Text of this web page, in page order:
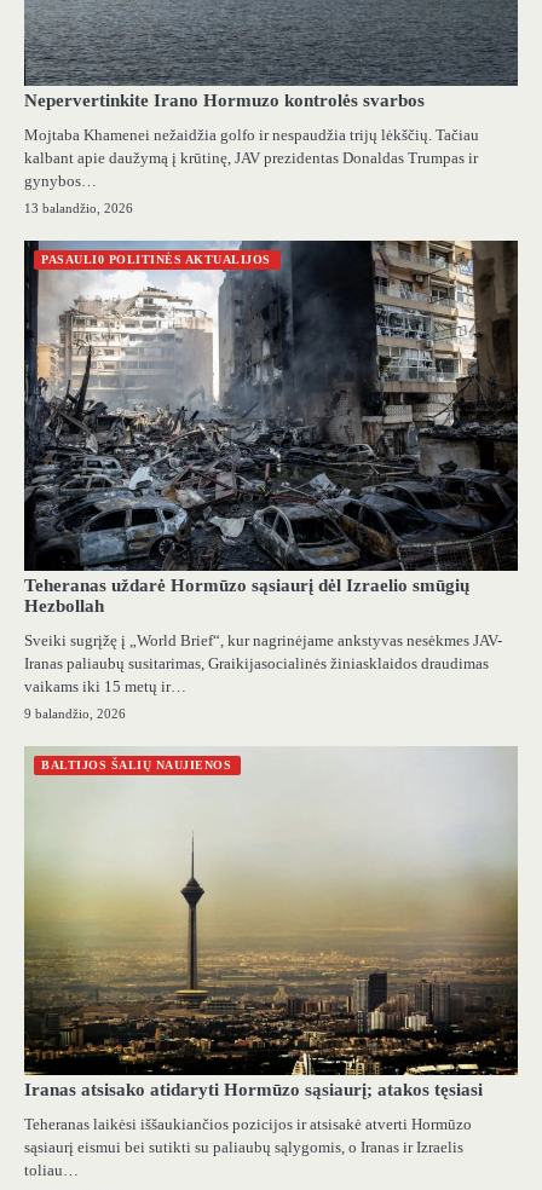
Nepervertinkite Irano Hormuzo kontrolės svarbos
Mojtaba Khamenei nežaidžia golfo ir nespaudžia trijų lėkščių. Tačiau
kalbant apie daužymą į krūtinę, JAV prezidentas Donaldas Trumpas ir
gynybos…
13 balandžio, 2026
PASAULI0 POLITINĖS AKTUALIJOS
Teheranas uždarė Hormūzo sąsiaurį dėl Izraelio smūgių
Hezbollah
Sveiki sugrįžę į „World Brief“, kur nagrinėjame ankstyvas nesėkmes JAV-
Iranas paliaubų susitarimas, Graikijasocialinės žiniasklaidos draudimas
vaikams iki 15 metų ir…
9 balandžio, 2026
BALTIJOS ŠALIŲ NAUJIENOS
Iranas atsisako atidaryti Hormūzo sąsiaurį; atakos tęsiasi
Teheranas laikėsi iššaukiančios pozicijos ir atsisakė atverti Hormūzo
sąsiaurį eismui bei sutikti su paliaubų sąlygomis, o Iranas ir Izraelis
toliau…